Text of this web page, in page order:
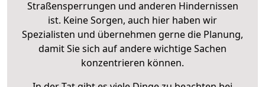
Straßensperrungen und anderen Hindernissen
ist. Keine Sorgen, auch hier haben wir
Spezialisten und übernehmen gerne die Planung,
damit Sie sich auf andere wichtige Sachen
konzentrieren können.